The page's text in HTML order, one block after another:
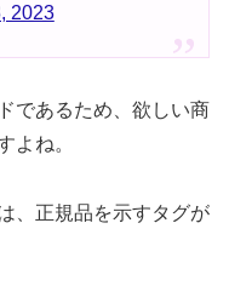
2023
であるため、欲しい商
よね。
、正規品を示すタグが